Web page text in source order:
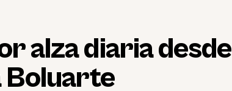
alza diaria desde
Boluarte